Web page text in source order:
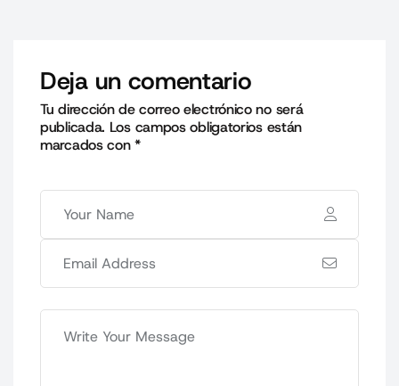
Deja un comentario
Tu dirección de correo electrónico no será
publicada. Los campos obligatorios están
marcados con*